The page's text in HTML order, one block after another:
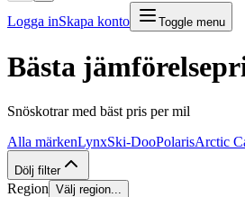
Logga inSkapa konto Toggle menu
Bästa
Snöskotrar med bäst pris per mil
Alla märkenLynxSki-DooPolarisArctic
Dölj filter
Region Välj region...